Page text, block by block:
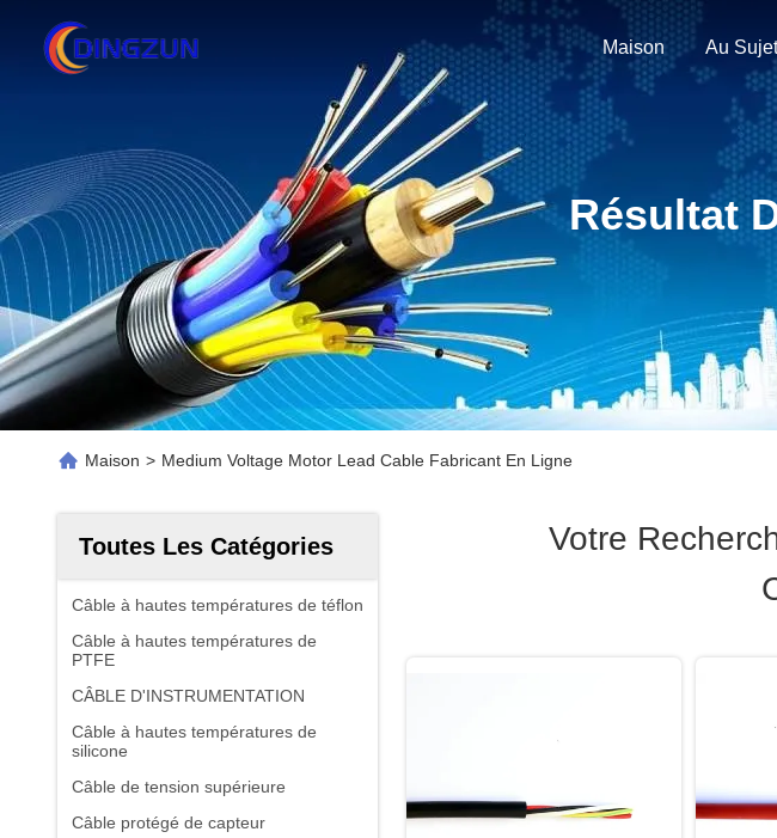
Maison
Résultat
Maison > Medium Voltage Motor Lead Cable Fabricant En Ligne
Toutes Les Catégories
Câble à hautes températures de téflon
Câble à hautes températures de
PTFE
CÂBLE D'INSTRUMENTATION
Câble à hautes températures de
silicone
Câble de tension supérieure
Câble protégé de capteur
Votre